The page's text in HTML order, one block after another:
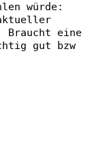
würde:
Braucht eine
gut bzw